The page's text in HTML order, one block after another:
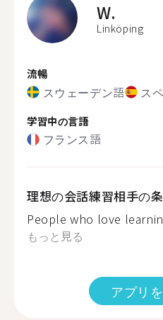
W.
Linköping
流暢
スウェーデン語 ス
学習中の言語
フランス語
理想の会話練習相手の
People who love
もっと見る
アプリ